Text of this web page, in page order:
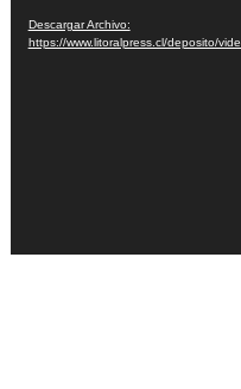
Video
Descargar Archivo:
https://www.litoralpress.cl/deposito/